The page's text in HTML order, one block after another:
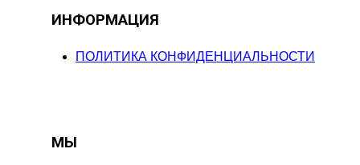
ИНФОРМАЦИЯ
ПОЛИТИКА КОНФИДЕНЦИАЛЬНОСТИ
МЫ